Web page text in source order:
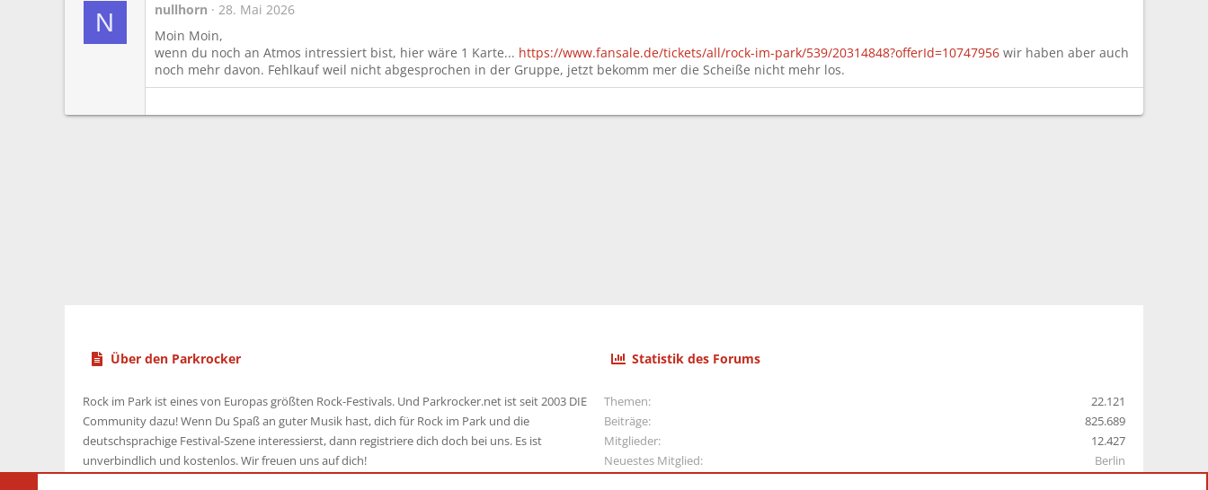
N nullhorn
28. Mai 2026
Moin Moin,
wenn du noch an Atmos intressiert bist, hier wäre 1 Karte... https://www.fansale.de/tickets/all/rock-im-park/539/20314848?offerId=10747956 wir haben aber auch
noch mehr davon. Fehlkauf weil nicht abgesprochen in der Gruppe, jetzt bekomm mer die Scheiße nicht mehr los.
Über den Parkrocker
Rock im Park ist eines von Europas größten Rock-Festivals. Und Parkrocker.net ist seit 2003 DIE
Community dazu! Wenn Du Spaß an guter Musik hast, dich für Rock im Park und die
deutschsprachige Festival-Szene interessierst, dann registriere dich doch bei uns. Es ist
unverbindlich und kostenlos. Wir freuen uns auf dich!
Statistik des Forums
Themen
22.121
Beiträge
825.689
Mitglieder
12.427
Neuestes Mitglied
Berlin